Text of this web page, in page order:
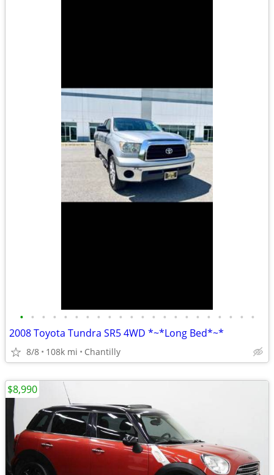
• • • • • • • • • • • • • • • • • • • • • •
2008 Toyota Tundra SR5 4WD *~*Long Bed*~*
8/8 108k mi Chantilly
$8,990